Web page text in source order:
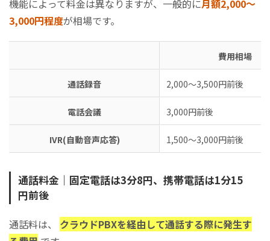
機能によって料金は異なりますが、一般的に月額2,000～
3,000円程度が相場です。
費用相場
通話録音 2,000～3,500円前後
電話会議 3,000円前後
IVR(自動音声応答) 1,500～3,000円前後
通話料金｜固定電話は3分8円、携帯電話は1分15
円前後
通話料は、 クラウドPBXを経由して通話する際に発生す